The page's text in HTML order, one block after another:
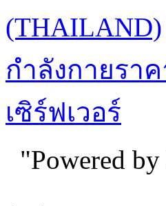
(THAILAND)
กำลังกายรา
เซิร์ฟเวอร์
"Powered